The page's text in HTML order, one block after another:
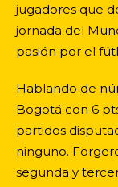
jugadores que
jornada del
pasión por el
Hablando de
Bogotá con 6
partidos
ninguno.
segunda y